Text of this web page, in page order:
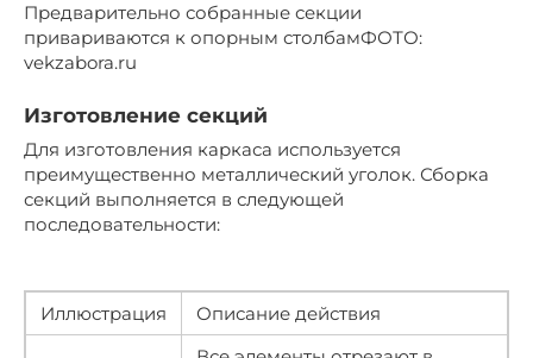
Предварительно собранные секции
привариваются к опорным столбамФОТО:
vekzabora.ru
Изготовление секций
Для изготовления каркаса используется
преимущественно металлический уголок. Сборка
секций выполняется в следующей
последовательности:
Иллюстрация
Описание действия